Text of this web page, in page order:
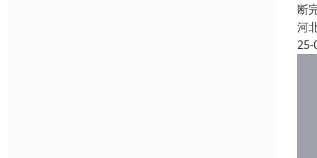
断
河
25-